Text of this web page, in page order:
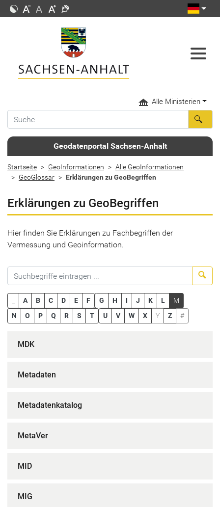
Alle Ministerien
Geodatenportal Sachsen-Anhalt
Startseite GeoInformationen
Alle GeoInformationen
GeoGlossar
Erklärungen zu GeoBegriffen
Erklärungen zu GeoBegriffen
Hier finden Sie Erklärungen zu Fachbegriffen der
Vermessung und Geoinformation.
A B C D E F G H I J K L
M
N
O P Q R S T U V W X Y Z #
MDK
Metadaten
Metadatenkatalog
MetaVer
MID
MIG